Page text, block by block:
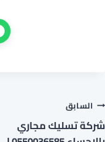
تصفّح
المقالات
السابق
شركة تسليك مجاري